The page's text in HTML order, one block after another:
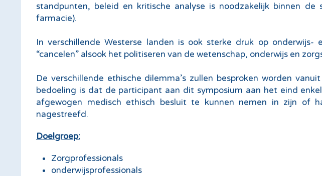
standpunten, beleid en kritische analyse is noodzakelijk binnen
farmacie).
In verschillende Westerse landen is ook sterke druk op
“cancelen” alsook het politiseren van de wetenschap, onderwijs en
De verschillende ethische dilemma’s zullen besproken worden
bedoeling is dat de participant aan dit symposium aan het eind
afgewogen medisch ethisch besluit te kunnen nemen in zijn of
nagestreefd.
Doelgroep:
Zorgprofessionals
onderwijsprofessionals